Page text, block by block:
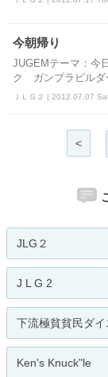
今朝帰り
JUGEMテーマ：今
ク ガンプラビルダ
ＪＬＧ２ | 2012.07.07
<
JLG２
J L G 2
下流極貧貧民ダ
Ken's Knuck"le